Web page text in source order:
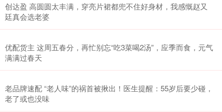
创达盈 高圆圆太丰满，穿亮片裙都兜不住好身材，我感慨赵又
廷真会选老婆
优配货主 这周五春分，再忙别忘“吃3菜喝2汤”，应季而食，元气
满满过春天
老品牌速配 “老人味”的祸首被揪出！医生提醒：55岁后要少碰，
老了或也没味